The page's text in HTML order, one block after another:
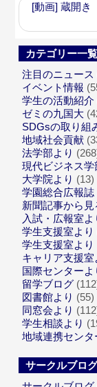
[動画] 蔵開き
カテゴリー一覧
注目のニュース
イベント情報
学生の活動紹介
ゼミの九国大
SDGsの取り組
地域社会貢献
法学部より
現代ビジネス学
大学院より (13)
学園総合広報誌
新聞記事から
入試・広報室よ
学生支援室より
学生支援室より
キャリア支援室
国際センターよ
留学ブログ
図書館より (55)
同窓会より
学生相談より
地域連携センタ
サークルブロ